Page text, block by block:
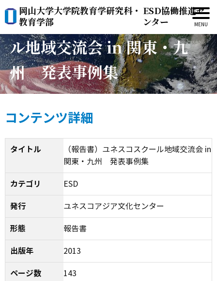
岡山大学大学院教育学研究科・
教育学部
ESD協働推進セ
ンター
（報告書）ユネスコスクー
ル地域交流会 in 関東・九
州 発表事例集
コンテンツ詳細
タイトル
（報告書）ユネスコスクール地域交流会 in
関東・九州 発表事例集
カテゴリ ESD
発行 ユネスコアジア文化センター
形態 報告書
出版年 2013
ページ数 143